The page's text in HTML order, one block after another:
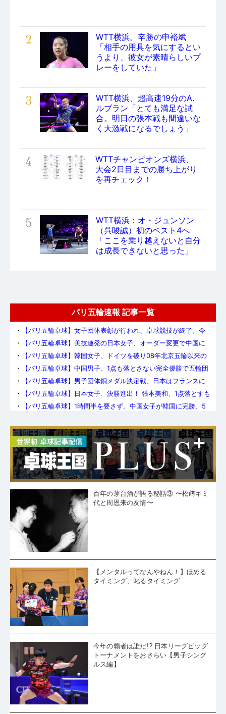
2
WTT横浜。辛勝の申裕斌
「相手の用具を気にするとい
うより、彼女が素晴らしいプ
レーをしていた」
3
WTT横浜、超高速19分のA.
ルブラン「とても満足な試
合。明日の張本戦も間違いな
く大激戦になるでしょう」
4
WTTチャンピオンズ横浜、
大会2日目までの勝ち上がり
を再チェック！
5
WTT横浜：オ・ジュンソン
（呉晙誠）初のベスト4へ
「ここを乗り越えないと自分
は成長できないと思った」
パリ五輪速報 記事一覧
・
【パリ五輪卓球】女子団体表彰が行われ、卓球競技が終了。今
大会のメダリスト一覧はこちら
・
【パリ五輪卓球】美技連発の日本女子、オーダー変更で中国に
迫るも2大会連続の銀
・
【パリ五輪卓球】韓国女子、ドイツを破り08年北京五輪以来の
団体銅メダル！
・
【パリ五輪卓球】中国男子、1点も落とさない完全優勝で五輪団
体5連覇を達成!!
・
【パリ五輪卓球】男子団体銅メダル決定戦、日本はフランスに
2-3で敗れて3大会続けてのメダルならず
・
【パリ五輪卓球】日本女子、決勝進出！ 張本美和、1点落とすも
最後は11−0
・
【パリ五輪卓球】1時間半を要さず。中国女子が韓国に完勝、5
を止める
・【パリ五輪卓球】日本男子、3時間半の激闘の末、敗れる。銅メ
ダル決定戦へ。スウェーデンは五輪団体で初メダル
・【パリ五輪卓球】男女ともベスト4が決定。フランス男子、中国
の待つ準決勝へ
・【パリ五輪卓球】中国男子、韓国に釜山大会のリベンジ許さ
ず。ドイツ女子には救世主現る
・【パリ五輪卓球】韓国女子が準決勝進出。申裕斌／田志希のダ
ブルスが強力
・ありがとうティモ! でも悲しいよ。「ぼくは長いこと世界のトッ
プにいた。引退するのに良い時期だった」
【パリ五輪卓球】まだまだ通過点か。日本女子、タイ相手に1ゲ
ームも落とさず完勝
・【パリ五輪卓球】日本男子がチャイニーズタイペイを破り、準
決勝へ!!
・
【パリ五輪卓球】男女団体1回戦の結果。地元・フランス女子は
タイとの激戦に敗れる
・【パリ五輪卓球】男子団体1回戦、日本はオーストラリアを寄せ
付けずにストレート勝ち
【パリ五輪卓球】チャイニーズタイペイ男子が準々決勝へ。ル
ーマニア女子、インドに苦杯
・【パリ五輪卓球】団体戦スタート！ 張本美和が五輪デビューの
・【パリ五輪卓球】樊振東、威風堂々。モーレゴードの果敢な挑
戦を正面から受け止めてはね返す。五輪金メダルで大満貫達成
【パリ五輪卓球】わずか31分で勝負を決めた17歳のF.ルブラ
ン。五輪史上最年少でメダル獲得
・【パリ五輪卓球】女子シングルスの表彰式、笑顔のメダリスト3
人
・【パリ五輪卓球】パリの女王は陳夢。決勝で孫穎莎を再び破
り、張怡寧以来の2連覇！
・【パリ五輪卓球】号泣の銅メダル。「神様のいたずら」にも負
けなかった早田ひな、感動をありがとう！
・【パリ五輪卓球】疾走するファンタジスタ。21年世界卓球を彷
彿とさせるワンダーボーイの輝き
【パリ五輪卓球】孫穎莎に敗れた早田ひな、銅メダル決定戦
へ。「コンディションが100％ではなかった」
・
【パリ五輪卓球】樊振東、徹底したミドル攻めでF.ルブランの
両翼を折る
・【パリ五輪卓球】前回女王・陳夢、2連覇に王手。女王の「残
心」に脱帽
・
【パリ五輪卓球】スウェーデンの魔術師。モーレゴード・マジ
ックでアサールを打ち崩し、準決勝進出を決めた
・【パリ五輪卓球】緊張と喜び。早田ひな、苦しみながら北朝鮮
のピョン・ソンギョンを下し、メダルへあと1勝
百年の茅台酒が語る秘話③ 〜松﨑キミ
代と周恩来の友情〜
【メンタルってなんやねん！】ほめる
タイミング、叱るタイミング
今年の覇者は誰だ!? 日本リーグビッグ
トーナメントをおさらい【男子シング
ルス編】